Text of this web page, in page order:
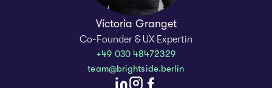
Victoria Granget
Co-Founder & UX Expertin
+49 030 48472329
team@brightside.berlin